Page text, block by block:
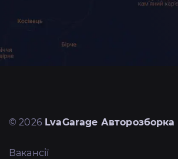
© 2026 LvaGarage Авторозборка
Вакансії